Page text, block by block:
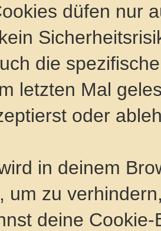
düfen nur
die
letzten Mal
oder
in deinem
um zu
deine